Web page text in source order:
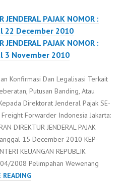
JENDERAL PAJAK NOMOR :
22 December 2010
JENDERAL PAJAK NOMOR :
3 November 2010
Konfirmasi Dan Legalisasi Terkait
Putusan Banding, Atau
Direktorat Jenderal Pajak SE-
Forwarder Indonesia Jakarta:
DIREKTUR JENDERAL PAJAK
15 December 2010 KEP-
KEUANGAN REPUBLIK
2008 Pelimpahan Wewenang
SE-